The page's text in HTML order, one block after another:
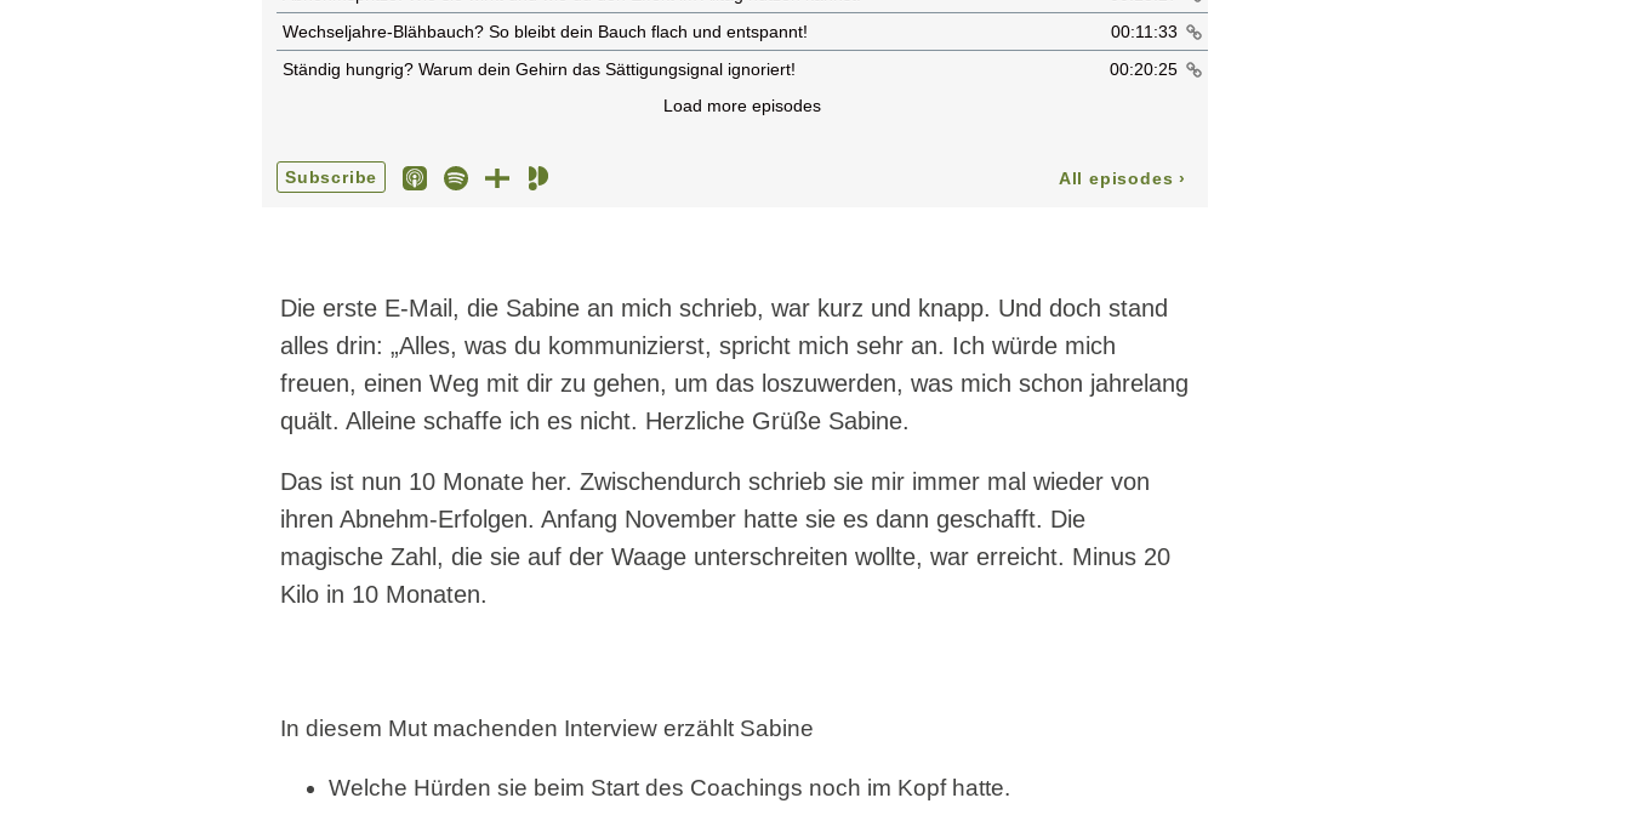
Die erste E-Mail, die Sabine an mich schrieb, war kurz und knapp. Und doch stand
alles drin: „Alles, was du kommunizierst, spricht mich sehr an. Ich würde mich
freuen, einen Weg mit dir zu gehen, um das loszuwerden, was mich schon jahrelang
quält. Alleine schaffe ich es nicht. Herzliche Grüße Sabine.
Das ist nun 10 Monate her. Zwischendurch schrieb sie mir immer mal wieder von
ihren Abnehm-Erfolgen. Anfang November hatte sie es dann geschafft. Die
magische Zahl, die sie auf der Waage unterschreiten wollte, war erreicht. Minus 20
Kilo in 10 Monaten.
In diesem Mut machenden Interview erzählt Sabine
Welche Hürden sie beim Start des Coachings noch im Kopf hatte.